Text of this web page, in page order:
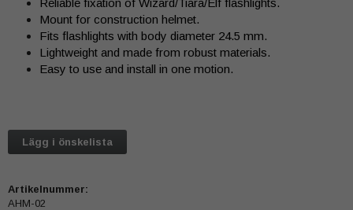
Reliable fixation of Wizard/Tiara/Elf flashlights.
Mount for construction helmet.
Fits flashlights with body diameter 24.5 mm.
Lightweight and made from robust materials.
Easy to use and install in one motion.
Lägg i önskelista
Artikelnummer:
AHM-02